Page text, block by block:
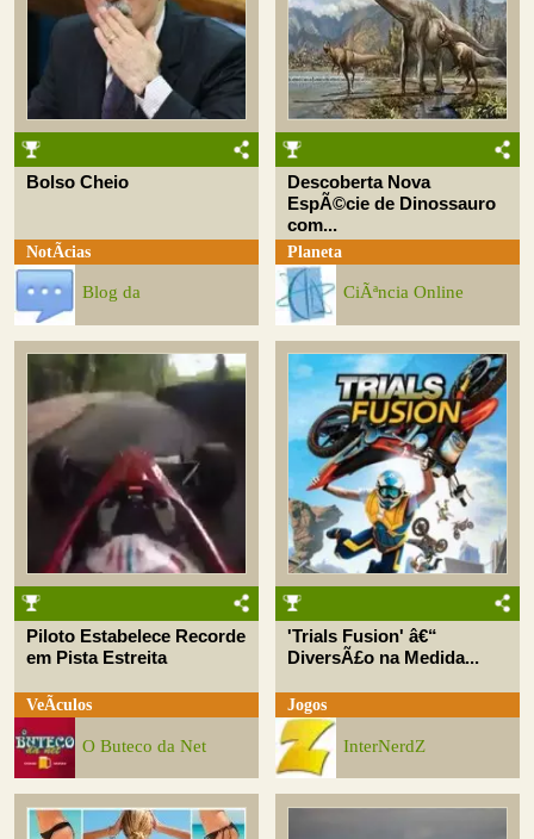
Bolso Cheio
NotÃ­cias
Blog da
Descoberta Nova
EspÃ©cie de Dinossauro
com...
Planeta
CiÃªncia Online
Piloto Estabelece Recorde
em Pista Estreita
VeÃ­culos
O Buteco da Net
'Trials Fusion' â€“
DiversÃ£o na Medida...
Jogos
InterNerdZ